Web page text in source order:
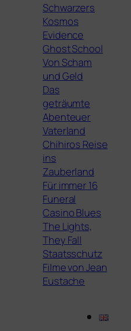
Schwarzers
Kosmos
Evidence
Ghost School
Von Scham
und Geld
Das
geträumte
Abenteuer
Vaterland
Chihiros Reise
ins
Zauberland
Für immer 16
Funeral
Casino Blues
The Lights,
They Fall
Staatsschutz
Filme von Jean
Eustache